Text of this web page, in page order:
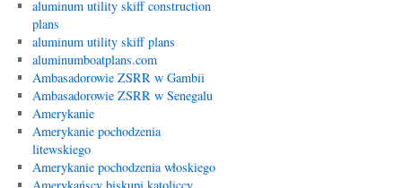
aluminum utility skiff construction
plans
aluminum utility skiff plans
aluminumboatplans.com
Ambasadorowie ZSRR w Gambii
Ambasadorowie ZSRR w Senegalu
Amerykanie
Amerykanie pochodzenia
litewskiego
Amerykanie pochodzenia włoskiego